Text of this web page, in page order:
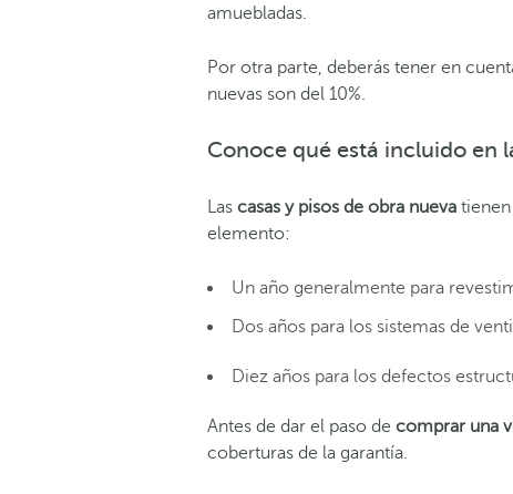
amuebladas.
Por otra parte, deberás tener en
nuevas son del 10%.
Conoce qué está incluido en
Las casas y pisos de obra nueva
elemento:
Un año generalmente para
Dos años para los sistemas de
Diez años para los defectos
Antes de dar el paso de comprar una
coberturas de la garantía.